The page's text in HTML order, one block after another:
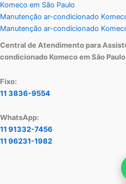
Komeco em São Paulo
Manutenção ar-condicionado
Manutenção ar-condicionado
Central de Atendimento para
condicionado Komeco em São Paulo
Fixo:
11 3836-9554
WhatsApp:
11 91332-7456
11 96231-1982